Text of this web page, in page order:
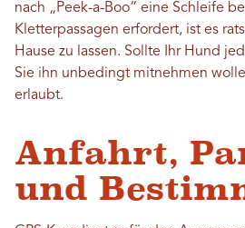
nach „Peek-a-Boo“ eine Schleife
Kletterpassagen erfordert, ist es
Hause zu lassen. Sollte Ihr Hund
Sie ihn unbedingt mitnehmen
erlaubt.
Anfahrt,
und